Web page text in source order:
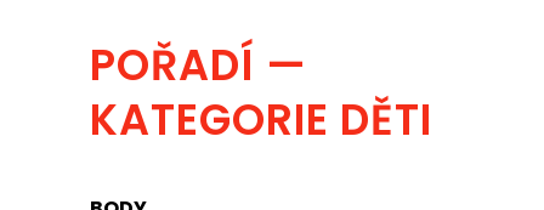
POŘADÍ —
KATEGORIE DĚTI